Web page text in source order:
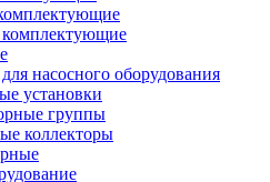
насосного оборудования
установки
группы
коллекторы